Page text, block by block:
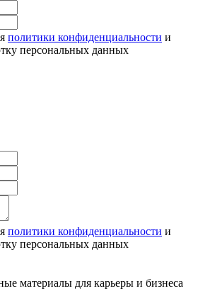
политики конфиденциальности и
персональных данных
политики конфиденциальности и
персональных данных
материалы для карьеры и бизнеса